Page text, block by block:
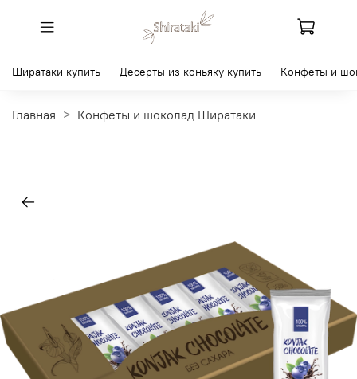
Ширатаки купить Десерты из коньяку купить Конфеты и
Главная Конфеты и шоколад Ширатаки